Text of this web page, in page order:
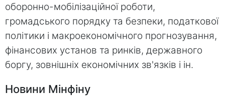
оборонно-мобілізаційної роботи,
громадського порядку та безпеки, податкової
політики і макроекономічного прогнозування,
фінансових установ та ринків, державного
боргу, зовнішніх економічних зв'язків і ін.
Новини Мінфіну